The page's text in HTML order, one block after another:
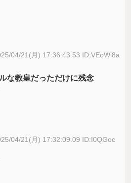
04/21(月) 17:36:43.53 ID:VEoWi8a
な教皇だっただけに残念
04/21(月) 17:32:09.09 ID:I0QGoc